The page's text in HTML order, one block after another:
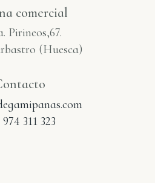
comercial
Pirineos,67.
(Huesca)
311 323